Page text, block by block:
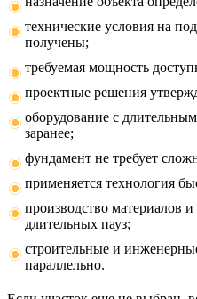
технические условия на
получены;
требуемая мощность
проектные решения
оборудование с
заранее;
фундамент не требует
применяется технология
производство материалов
длительных пауз;
строительные и
параллельно.